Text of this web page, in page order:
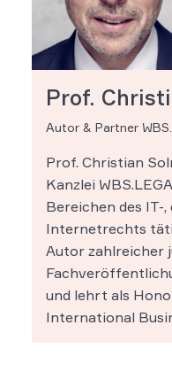
Prof.
Autor & Partner
Prof. Christian
Kanzlei
Bereichen des IT-,
Internetrechts
Autor zahlreicher
und lehrt als
International